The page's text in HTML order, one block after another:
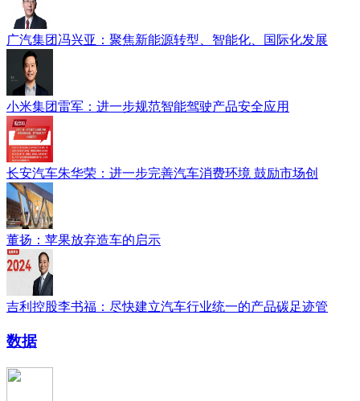
广汽集团冯兴亚：聚焦新能源转型、智能化、国际化发展
小米集团雷军：进一步规范智能驾驶产品安全应用
长安汽车朱华荣：进一步完善汽车消费环境 鼓励市场创
董扬：苹果放弃造车的启示
吉利控股李书福：尽快建立汽车行业统一的产品碳足迹管
数据